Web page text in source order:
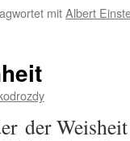
mitAlbert
der